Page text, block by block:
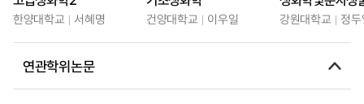
한양대학교 서혜명 건양대학교 이우일 강원대학교 정
연관학위논문